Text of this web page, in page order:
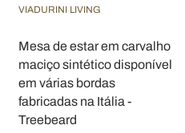
VIADURINI LIVING
Mesa de estar em carvalho
maciço sintético disponível
em várias bordas
fabricadas na Itália -
Treebeard